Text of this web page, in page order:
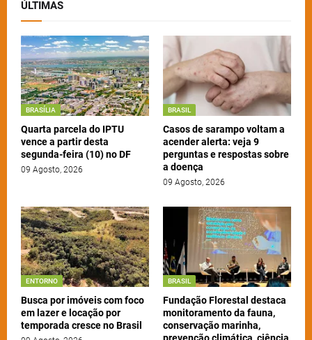
ÚLTIMAS
BRASÍLIA
Quarta parcela do IPTU
vence a partir desta
segunda-feira (10) no DF
09 Agosto, 2026
BRASIL
Casos de sarampo voltam a
acender alerta: veja 9
perguntas e respostas sobre
a doença
09 Agosto, 2026
ENTORNO
Busca por imóveis com foco
em lazer e locação por
temporada cresce no Brasil
BRASIL
Fundação Florestal destaca
monitoramento da fauna,
conservação marinha,